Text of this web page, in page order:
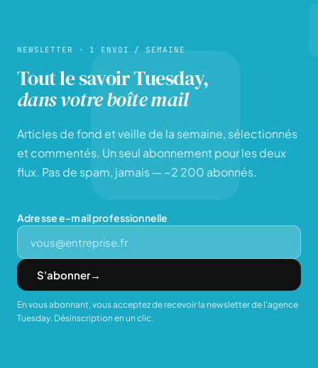
NEWSLETTER · 1 ENVOI / SEMAINE
Tout le savoir Tuesday,
dans votre boîte mail
Articles de fond et veille de la semaine, sélectionnés
et commentés. Un seul abonnement pour les deux
flux. Pas de spam, jamais — ~2 200 abonnés.
Adresse e-mail professionnelle
S'abonner→
En vous abonnant, vous acceptez de recevoir la newsletter de l'agence
Tuesday. Désinscription en un clic.